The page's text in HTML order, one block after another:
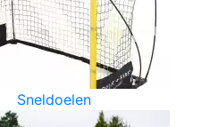
Sneldoelen